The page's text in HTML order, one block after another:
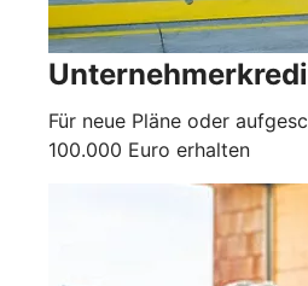
Für neue Pläne oder
100.000 Euro erhalten